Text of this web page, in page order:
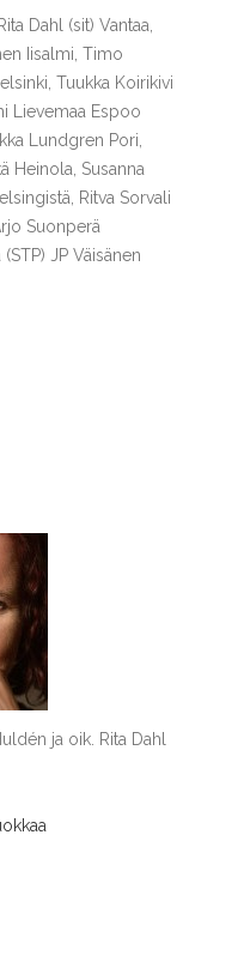
Dahl (sit) Vantaa,
Iisalmi, Timo
Tuukka Koirikivi
Lievemaa Espoo
Lundgren Pori,
Heinola, Susanna
Ritva Sorvali
Suonperä
JP Väisänen
ja oik. Rita Dahl